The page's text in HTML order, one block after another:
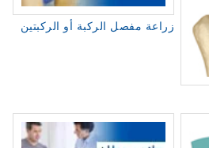
زراعة مفصل الركبة أو الركبتين